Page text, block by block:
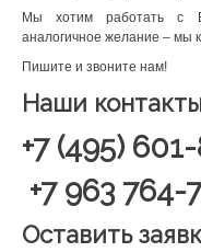
Мы хотим работать с
аналогичное желание – мы
Пишите и звоните нам!
Наши
+7 (495)
+7 963 764-
Оставить